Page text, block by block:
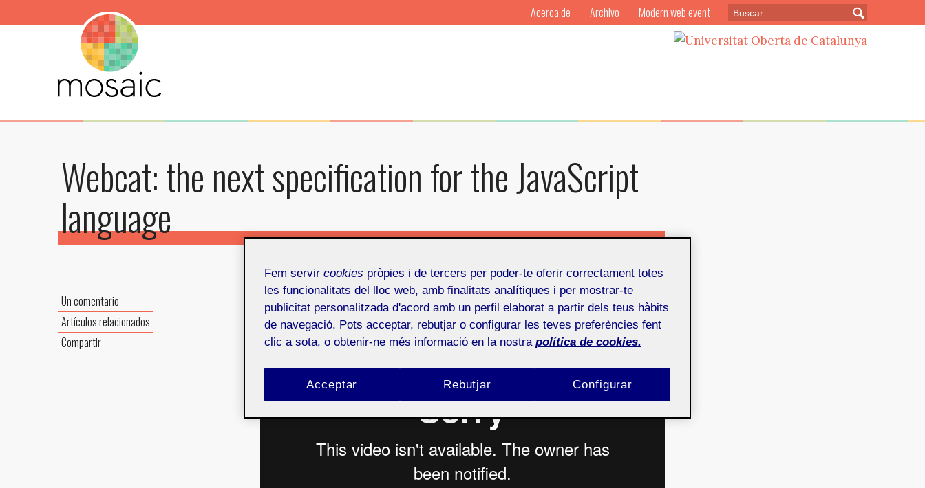
Webcat: the next specification for the JavaScript
language
Un comentario
Artículos relacionados
Compartir
Acerca de Archivo Modern web event
Fem servir cookies pròpies i de tercers per poder-te oferir correctament totes
les funcionalitats del lloc web, amb finalitats analítiques i per mostrar-te
publicitat personalitzada d'acord amb un perfil elaborat a partir dels teus hàbits
de navegació. Pots acceptar, rebutjar o configurar les teves preferències fent
clic a sota, o obtenir-ne més informació en la nostra política de cookies.
Rebutjar
Acceptar Configurar